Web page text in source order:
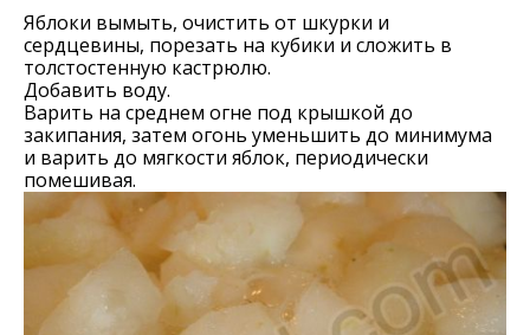
Яблоки вымыть, очистить от шкурки и
сердцевины, порезать на кубики и сложить в
толстостенную кастрюлю.
Добавить воду.
Варить на среднем огне под крышкой до
закипания, затем огонь уменьшить до минимума
и варить до мягкости яблок, периодически
помешивая.